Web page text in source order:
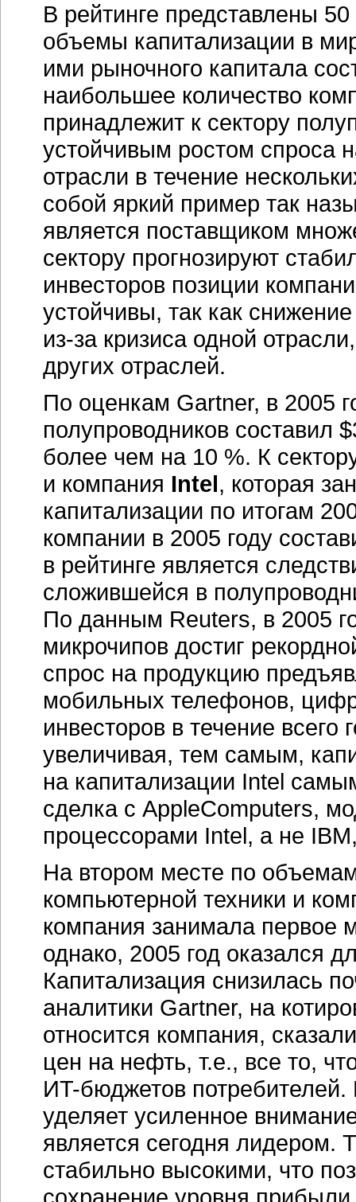
В рейтинге представлены
объемы капитализации в
ими рыночного капитала
наибольшее количество
принадлежит к сектору
устойчивым ростом спроса
отрасли в течение
собой яркий пример так
является поставщиком
сектору прогнозируют
инвесторов позиции
устойчивы, так как
из-закризиса одной
других отраслей.
По оценкам Gartner, в 2005
полупроводников составил
более чем на 10 %. К
и компания Intel, которая
капитализации по итогам
компании в 2005 году
в рейтинге является
сложившейся в
По данным Reuters, в 2005
микрочипов достиг
спрос на продукцию
мобильных телефонов,
инвесторов в течение всего
увеличивая, тем самым,
на капитализации Intel
сделка с AppleComputers,
процессорами Intel, а не
На втором месте по
компьютерной техники и
компания занимала первое
однако, 2005 год оказался
Капитализация снизилась
аналитики Gartner, на
относится компания,
цен на нефть, т.е., все то,
ИT-бюджетов
уделяет усиленное
является сегодня лидером.
стабильно высокими, что